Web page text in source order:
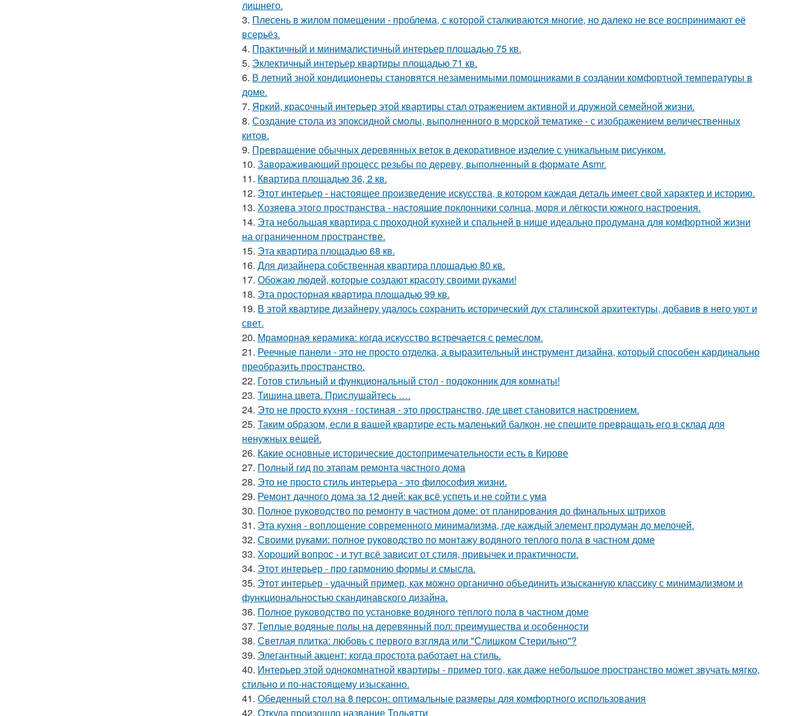
лишнего.
3. Плесень в жилом помещении - проблема, с которой сталкиваются многие, но далеко не все воспринимают её
всерьёз.
4. Практичный и минималистичный интерьер площадью 75 кв.
5. Эклектичный интерьер квартиры площадью 71 кв.
6. В летний зной кондиционеры становятся незаменимыми помощниками в создании комфортной температуры в
доме.
7. Яркий, красочный интерьер этой квартиры стал отражением активной и дружной семейной жизни.
8. Создание стола из эпоксидной смолы, выполненного в морской тематике - с изображением величественных
китов.
9. Превращение обычных деревянных веток в декоративное изделие с уникальным рисунком.
10. Завораживающий процесс резьбы по дереву, выполненный в формате Asmr.
11. Квартира площадью 36, 2 кв.
12. Этот интерьер - настоящее произведение искусства, в котором каждая деталь имеет свой характер и историю.
13. Хозяева этого пространства - настоящие поклонники солнца, моря и лёгкости южного настроения.
14. Эта небольшая квартира с проходной кухней и спальней в нише идеально продумана для комфортной жизни
на ограниченном пространстве.
15. Эта квартира площадью 68 кв.
16. Для дизайнера собственная квартира площадью 80 кв.
17. Обожаю людей, которые создают красоту своими руками!
18. Эта просторная квартира площадью 99 кв.
19. В этой квартире дизайнеру удалось сохранить исторический дух сталинской архитектуры, добавив в него уют и
свет.
20. Мраморная керамика: когда искусство встречается с ремеслом.
21. Реечные панели - это не просто отделка, а выразительный инструмент дизайна, который способен кардинально
преобразить пространство.
22. Готов стильный и функциональный стол - подоконник для комнаты!
23. Тишина цвета. Прислушайтесь ….
24. Это не просто кухня - гостиная - это пространство, где цвет становится настроением.
25. Таким образом, если в вашей квартире есть маленький балкон, не спешите превращать его в склад для
ненужных вещей.
26. Какие основные исторические достопримечательности есть в Кирове
27. Полный гид по этапам ремонта частного дома
28. Это не просто стиль интерьера - это философия жизни.
29. Ремонт дачного дома за 12 дней: как всё успеть и не сойти с ума
30. Полное руководство по ремонту в частном доме: от планирования до финальных штрихов
31. Эта кухня - воплощение современного минимализма, где каждый элемент продуман до мелочей.
32. Своими руками: полное руководство по монтажу водяного теплого пола в частном доме
33. Хороший вопрос - и тут всё зависит от стиля, привычек и практичности.
34. Этот интерьер - про гармонию формы и смысла.
35. Этот интерьер - удачный пример, как можно органично объединить изысканную классику с минимализмом и
функциональностью скандинавского дизайна.
36. Полное руководство по установке водяного теплого пола в частном доме
37. Теплые водяные полы на деревянный пол: преимущества и особенности
38. Светлая плитка: любовь с первого взгляда или "Слишком Стерильно"?
39. Элегантный акцент: когда простота работает на стиль.
40. Интерьер этой однокомнатной квартиры - пример того, как даже небольшое пространство может звучать мягко,
стильно и по-настоящему изысканно.
41. Обеденный стол на 8 персон: оптимальные размеры для комфортного использования
42. Откуда произошло название Тольятти